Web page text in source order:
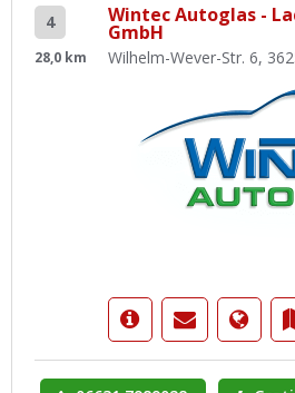
4
28,0 km
Wintec Autoglas -
GmbH
Wilhelm-Wever-Str. 6,